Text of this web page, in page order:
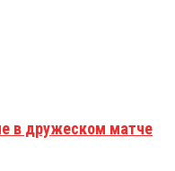
в дружеском матче